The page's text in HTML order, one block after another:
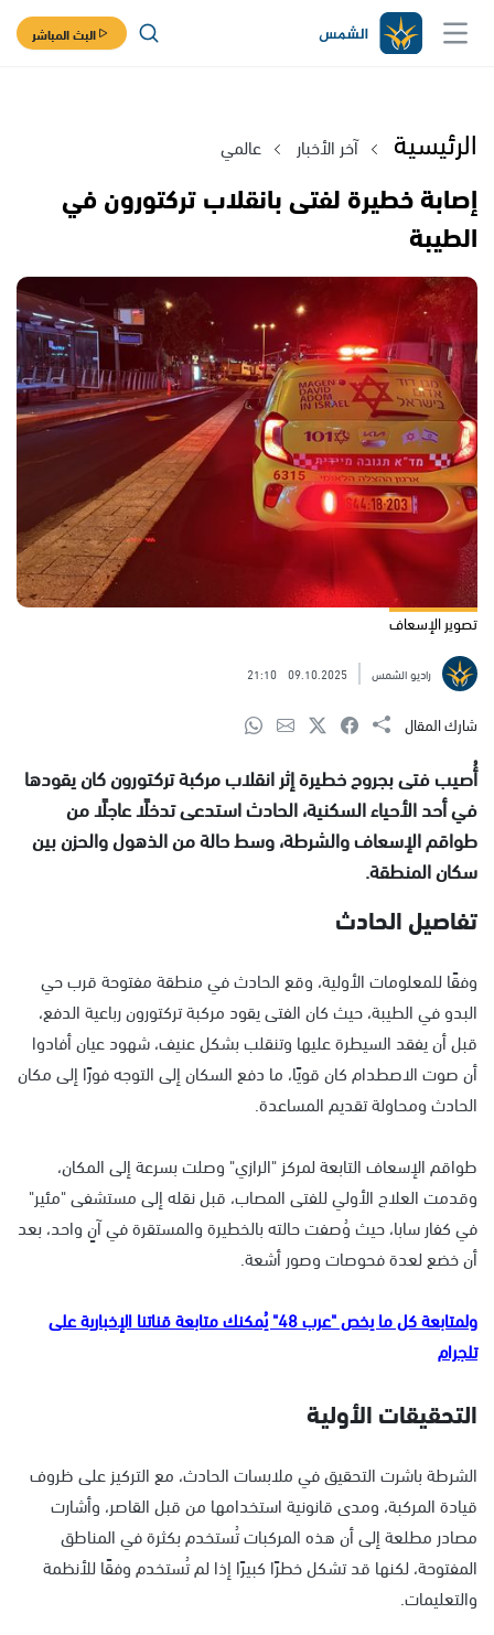
البث المباشر
الرئيسية آخر الأخبار عالمي
إصابة خطيرة لفتى بانقلاب تركتورون في
الطيبة
تصوير الإسعاف
راديو الشمس 09.10.2025
21:10
شارك المقال
أُصيب فتى بجروح خطيرة إثر انقلاب مركبة تركتورون كان يقودها
في أحد الأحياء السكنية، الحادث استدعى تدخلًا عاجلًا من
طواقم الإسعاف والشرطة، وسط حالة من الذهول والحزن بين
سكان المنطقة.
تفاصيل الحادث
وفقًا للمعلومات الأولية، وقع الحادث في منطقة مفتوحة قرب حي
البدو في الطيبة، حيث كان الفتى يقود مركبة تركتورون رباعية الدفع،
قبل أن يفقد السيطرة عليها وتنقلب بشكل عنيف، شهود عيان أفادوا
أن صوت الاصطدام كان قويًا، ما دفع السكان إلى التوجه فورًا إلى مكان
الحادث ومحاولة تقديم المساعدة.
طواقم الإسعاف التابعة لمركز "الرازي" وصلت بسرعة إلى المكان،
وقدمت العلاج الأولي للفتى المصاب، قبل نقله إلى مستشفى "مئير"
في كفار سابا، حيث وُصفت حالته بالخطيرة والمستقرة في آنٍ واحد، بعد
أن خضع لعدة فحوصات وصور أشعة.
ولمتابعة كل ما يخص "عرب 48" يُمكنك متابعة قناتنا الإخبارية على
تلجرام
التحقيقات الأولية
الشرطة باشرت التحقيق في ملابسات الحادث، مع التركيز على ظروف
قيادة المركبة، ومدى قانونية استخدامها من قبل القاصر، وأشارت
مصادر مطلعة إلى أن هذه المركبات تُستخدم بكثرة في المناطق
المفتوحة، لكنها قد تشكل خطرًا كبيرًا إذا لم تُستخدم وفقًا للأنظمة
والتعليمات.